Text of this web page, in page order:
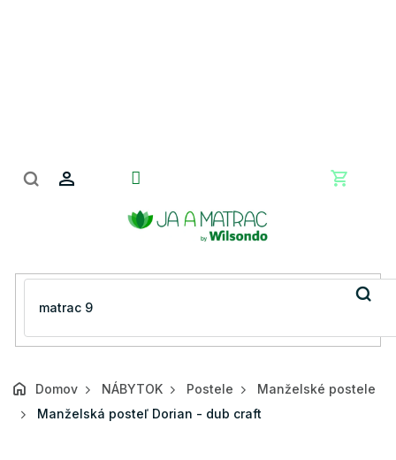
Domov NÁBYTOK Postele
Manželské postele
Manželská posteľ Dorian - dub craft